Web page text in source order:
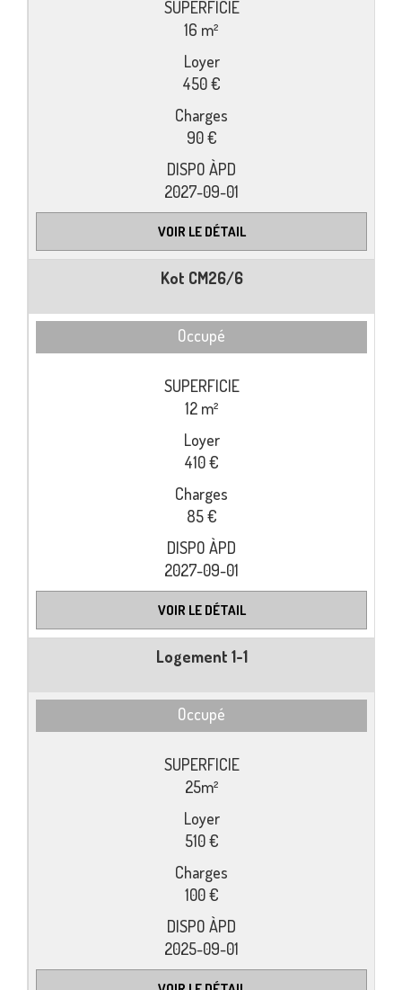
16 m²
450 €
90 €
2027-09-01
VOIR LE DÉTAIL
Kot CM26/6
Occupé
12 m²
410 €
85 €
2027-09-01
VOIR LE DÉTAIL
Logement 1-1
Occupé
25m²
510 €
100 €
2025-09-01